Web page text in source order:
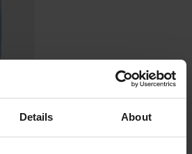
Details About
5L